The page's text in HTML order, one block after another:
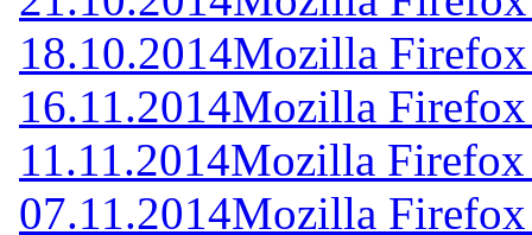
18.10.2014Mozilla
16.11.2014Mozilla
11.11.2014Mozilla
07.11.2014Mozilla